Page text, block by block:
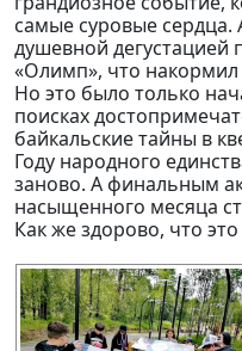
самые суровые
душевной
«Олимп», что накормил
Но это было только
поисках
байкальские тайны в
Году народного
заново. А финальным
насыщенного месяца
Как же здорово, что